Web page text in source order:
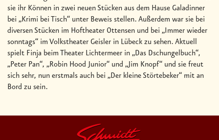
sie ihr Können in zwei neuen Stücken aus dem Hause Galadinner
bei „Krimi bei Tisch“ unter Beweis stellen. Außerdem war sie bei
diversen Stücken im Hoftheater Ottensen und bei „Immer wieder
sonntags“ im Volkstheater Geisler in Lübeck zu sehen. Aktuell
spielt Finja beim Theater Lichtermeer in „Das Dschungelbuch“,
„Peter Pan“, „Robin Hood Junior“ und „Jim Knopf“ und sie freut
sich sehr, nun erstmals auch bei „Der kleine Störtebeker“ mit an
Bord zu sein.